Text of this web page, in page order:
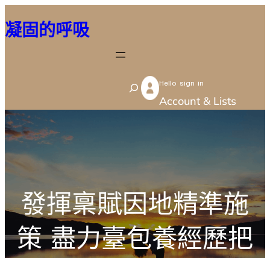
至
容
凝固的呼吸
S
e
Hello sign in
Account & Lists
發揮稟賦因地精準施
策 盡力臺包養經歷把